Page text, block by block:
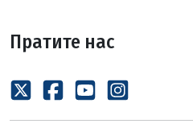
Пратите нас